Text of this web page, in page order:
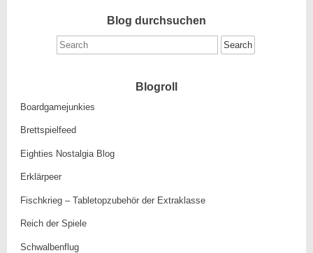
Blog durchsuchen
Search
for:
Blogroll
Boardgamejunkies
Brettspielfeed
Eighties Nostalgia Blog
Erklärpeer
Fischkrieg – Tabletopzubehör der Extraklasse
Reich der Spiele
Schwalbenflug